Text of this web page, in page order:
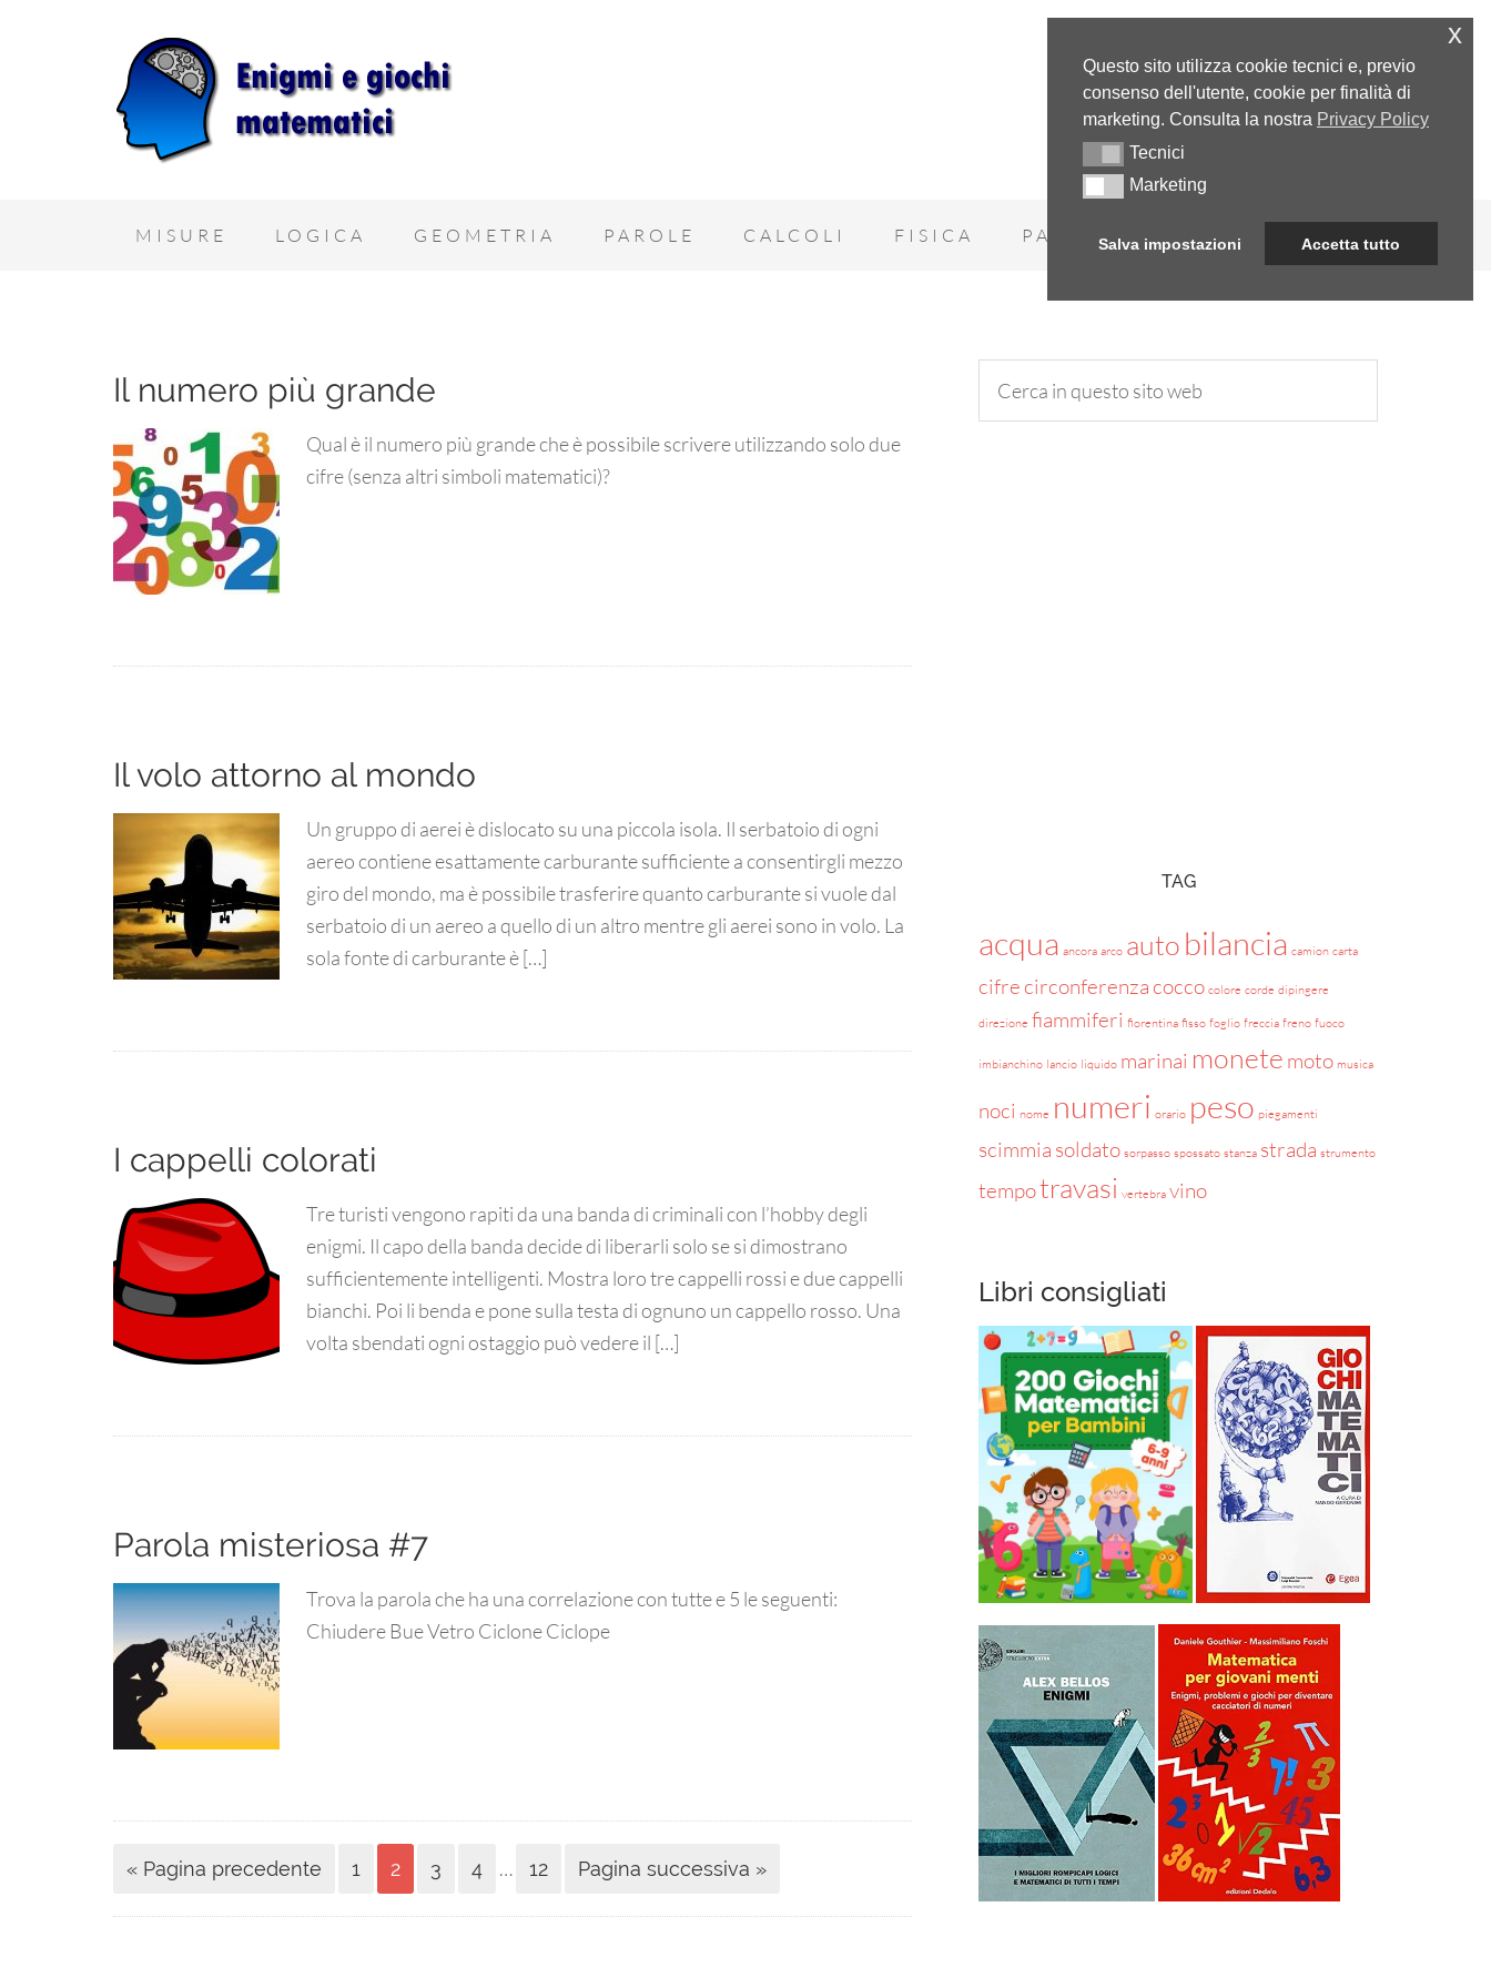
MISURE LOGICA GEOMETRIA PAROLE CALCOLI FISICA PARADOSSI NUMERI
Il numero più grande
Qual è il numero più grande che è possibile scrivere utilizzando solo due
cifre (senza altri simboli matematici)?
Il volo attorno al mondo
Un gruppo di aerei è dislocato su una piccola isola. Il serbatoio di ogni
aereo contiene esattamente carburante sufficiente a consentirgli mezzo
giro del mondo, ma è possibile trasferire quanto carburante si vuole dal
serbatoio di un aereo a quello di un altro mentre gli aerei sono in volo. La
sola fonte di carburante è […]
I cappelli colorati
Tre turisti vengono rapiti da una banda di criminali con l’hobby degli
enigmi. Il capo della banda decide di liberarli solo se si dimostrano
sufficientemente intelligenti. Mostra loro tre cappelli rossi e due cappelli
bianchi. Poi li benda e pone sulla testa di ognuno un cappello rosso. Una
volta sbendati ogni ostaggio può vedere il […]
Parola misteriosa #7
Trova la parola che ha una correlazione con tutte e 5 le seguenti:
Chiudere Bue Vetro Ciclone Ciclope
« Pagina precedente 1 2 3 4 … 12 Pagina successiva »
TAG
acqua ancora arco autobilancia camion carta
cifrecirconferenzacocco colore corde dipingere
direzione fiammiferi fiorentina fisso foglio freccia freno fuoco
imbianchino lancio liquido marinai monete moto musica
noci nome numeri orario peso piegamenti
scimmia soldato sorpasso spossato stanza strada strumento
tempotravasi vertebra vino
Libri consigliati
Questo sito utilizza cookie tecnici e, previo
consenso dell'utente, cookie per finalità di
marketing. Consulta la nostra Privacy Policy
TecniciTecnici
MarketingMarketing
Salva impostazioni Accetta tutto
x